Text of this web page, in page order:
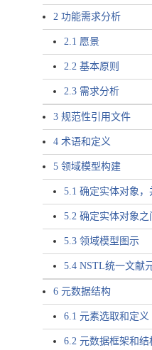
2 功能需求分析
2.1 愿景
2.2 基本原则
2.3 需求分析
3 规范性引用文件
4 术语和定义
5 领域模型构建
5.1 确定实体对象
5.2 确定实体对象
5.3 领域模型图示
5.4 NSTL统一文献
6 元数据结构
6.1 元素选取和定义
6.2 元数据框架和结